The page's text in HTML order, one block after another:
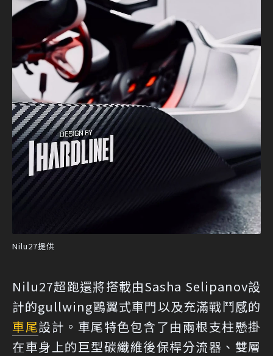
Nilu27提供
Nilu27超跑還將搭載由Sasha Selipanov設
計的gullwing鷗翼式車門以及充滿戰鬥感的
車尾設計。車尾特色包含了由兩根支柱懸掛
在車身上的巨型碳纖維後保桿分流器、雙層